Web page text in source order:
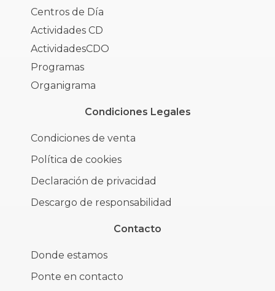
Centros de Día
Actividades CD
ActividadesCDO
Programas
Organigrama
Condiciones Legales
Condiciones de venta
Política de cookies
Declaración de privacidad
Descargo de responsabilidad
Contacto
Donde estamos
Ponte en contacto